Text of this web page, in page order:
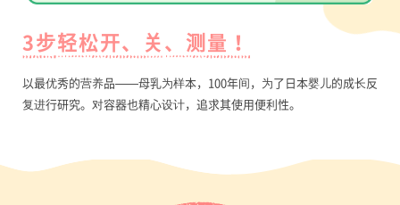
3步轻松开、关、测量！
以最优秀的营养品——母乳为样本，100年间，为了日本婴儿的成长反
复进行研究。对容器也精心设计，追求其使用便利性。